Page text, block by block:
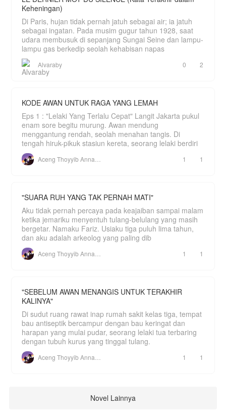
Keheningan)
Di Paris, hujan tidak pernah jatuh sebagai air; ia jatuh
sebagai ingatan. Pada musim gugur tahun 1928, saat
udara membusuk di sepanjang Sungai Seine dan lampu-
lampu gas berkedip seolah kehabisan napas
Alvaraby 0 2
KODE AWAN UNTUK RAGA YANG LEMAH
Eps 1 : "Lelaki Yang Terlalu Cepat" Langit Jakarta pukul
enam sore begitu murung. Awan mendung
menggantung rendah, seolah menahan tangis. Di
tengah hiruk-pikuk stasiun kereta, seorang lelaki berdiri
1 1
"SUARA RUH YANG TAK PERNAH MATI"
Aku tidak pernah percaya pada keajaiban sampai malam
ketika jemariku menyentuh tulang-belulang yang masih
bergetar. Namaku Fariz. Usiaku tiga puluh lima tahun,
dan aku adalah arkeolog yang paling dib
1 1
"SEBELUM AWAN MENANGIS UNTUK TERAKHIR
KALINYA"
Di sudut ruang rawat inap rumah sakit kelas tiga, tempat
bau antiseptik bercampur dengan bau keringat dan
harapan yang mulai pudar, seorang lelaki tua terbaring
dengan tubuh kurus yang tinggal tulang.
1 1
Novel Lainnya